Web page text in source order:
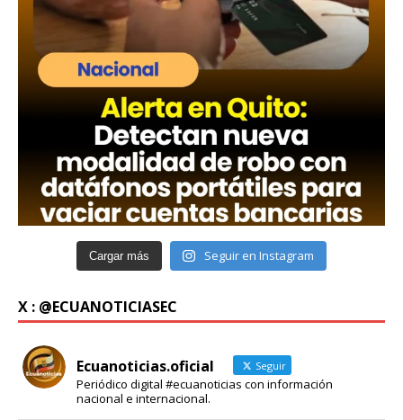
Cargar más Seguir en Instagram
X : @ECUANOTICIASEC
Ecuanoticias.oficial Seguir
Periódico digital #ecuanoticias con información
nacional e internacional.